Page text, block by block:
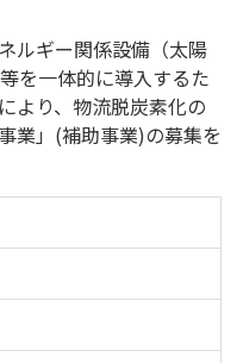
海外展開 設備投資
IT導入
生
特許・知的財産
者支援
コロナ関連
ルギー関係設備（太陽
を一体的に導入するた
より、物流脱炭素化の
業」(補助事業)の募集を